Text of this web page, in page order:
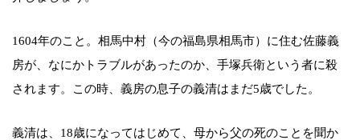
1604年のこと。相馬中村（今の福島県相馬市）に住む佐藤義
房が、なにかトラブルがあったのか、手塚兵衛という者に殺
されます。この時、義房の息子の義清はまだ5歳でした。
義清は、18歳になってはじめて、母から父の死のことを聞か